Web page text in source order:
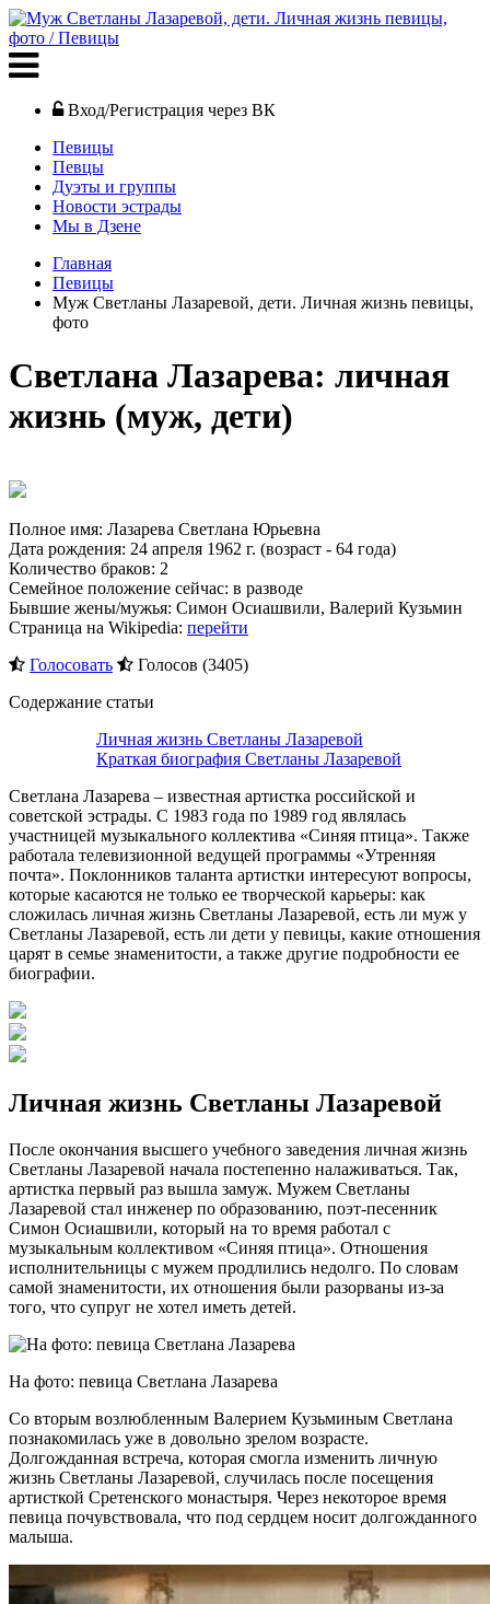
Вход/Регистрация через ВК
Певицы
Певцы
Дуэты и группы
Новости эстрады
Мы в Дзене
Главная
Певицы
Муж Светланы Лазаревой, дети. Личная жизнь певицы,
фото
Светлана Лазарева: личная
жизнь (муж, дети)
Полное имя: Лазарева Светлана Юрьевна
Дата рождения: 24 апреля 1962 г. (возраст - 64 года)
Количество браков: 2
Семейное положение сейчас: в разводе
Бывшие жены/мужья: Симон Осиашвили, Валерий Кузьмин
Страница на Wikipedia: перейти
Голосовать
Голосов (3405)
Содержание статьи
Личная жизнь Светланы Лазаревой
Краткая биография Светланы Лазаревой
Светлана Лазарева – известная артистка российской и
советской эстрады. С 1983 года по 1989 год являлась
участницей музыкального коллектива «Синяя птица». Также
работала телевизионной ведущей программы «Утренняя
почта». Поклонников таланта артистки интересуют вопросы,
которые касаются не только ее творческой карьеры: как
сложилась личная жизнь Светланы Лазаревой, есть ли муж у
Светланы Лазаревой, есть ли дети у певицы, какие отношения
царят в семье знаменитости, а также другие подробности ее
биографии.
Личная жизнь Светланы Лазаревой
После окончания высшего учебного заведения личная жизнь
Светланы Лазаревой начала постепенно налаживаться. Так,
артистка первый раз вышла замуж. Мужем Светланы
Лазаревой стал инженер по образованию, поэт-песенник
Симон Осиашвили, который на то время работал с
музыкальным коллективом «Синяя птица». Отношения
исполнительницы с мужем продлились недолго. По словам
самой знаменитости, их отношения были разорваны из-за
того, что супруг не хотел иметь детей.
На фото: певица Светлана Лазарева
Со вторым возлюбленным Валерием Кузьминым Светлана
познакомилась уже в довольно зрелом возрасте.
Долгожданная встреча, которая смогла изменить личную
жизнь Светланы Лазаревой, случилась после посещения
артисткой Сретенского монастыря. Через некоторое время
певица почувствовала, что под сердцем носит долгожданного
малыша.